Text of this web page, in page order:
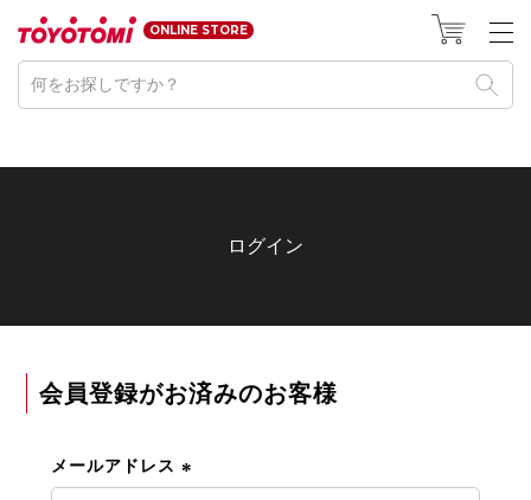
ONLINE STORE
HOME ログイン
ログイン
会員登録がお済みのお客様
メールアドレス